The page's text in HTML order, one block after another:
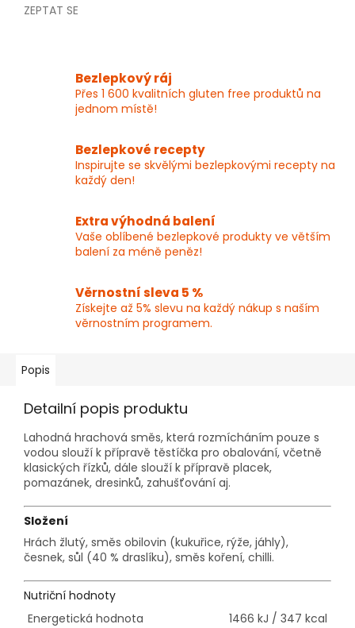
ZEPTAT SE
Bezlepkový ráj
Přes 1 600 kvalitních gluten free produktů na
jednom místě!
Bezlepkové recepty
Inspirujte se skvělými bezlepkovými recepty na
každý den!
Extra výhodná balení
Vaše oblíbené bezlepkové produkty ve větším
balení za méně peněz!
Věrnostní sleva 5 %
Získejte až 5% slevu na každý nákup s naším
věrnostním programem.
Popis
Detailní popis produktu
Lahodná hrachová směs, která rozmícháním pouze s
vodou slouží k přípravě těstíčka pro obalování, včetně
klasických řízků, dále slouží k přípravě placek,
pomazánek, dresinků, zahušťování aj.
Složení
Hrách žlutý, směs obilovin (kukuřice, rýže, jáhly),
česnek, sůl (40 % draslíku), směs koření, chilli.
Nutriční hodnoty
Energetická hodnota
1466 kJ / 347 kcal